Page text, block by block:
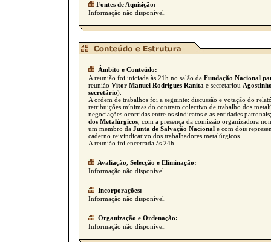
Fontes de Aquisição:
Informação não disponível.
Âmbito e Conteúdo:
A reunião foi iniciada às 21h no salão da Fundação Nacional
reunião Vítor Manuel Rodrigues Ranita e secretariou
secretário).
A ordem de trabalhos foi a seguinte: discussão e votação do
retribuições mínimas do contrato colectivo de trabalho dos
negociações ocorridas entre os sindicatos e as entidades
dos Metalúrgicos , com a presença da comissão organizadora
um membro da Junta de Salvação Nacional e com dois
caderno reivindicativo dos trabalhadores metalúrgicos.
A reunião foi encerrada às 24h.
Avaliação, Selecção e Eliminação:
Informação não disponível.
Incorporações:
Informação não disponível.
Organização e Ordenação:
Informação não disponível.